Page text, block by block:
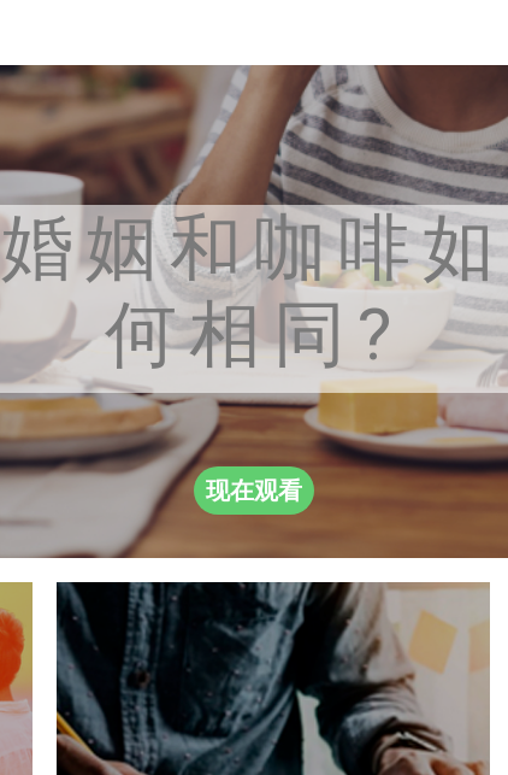
婚姻和咖啡如
何相同?
现在观看